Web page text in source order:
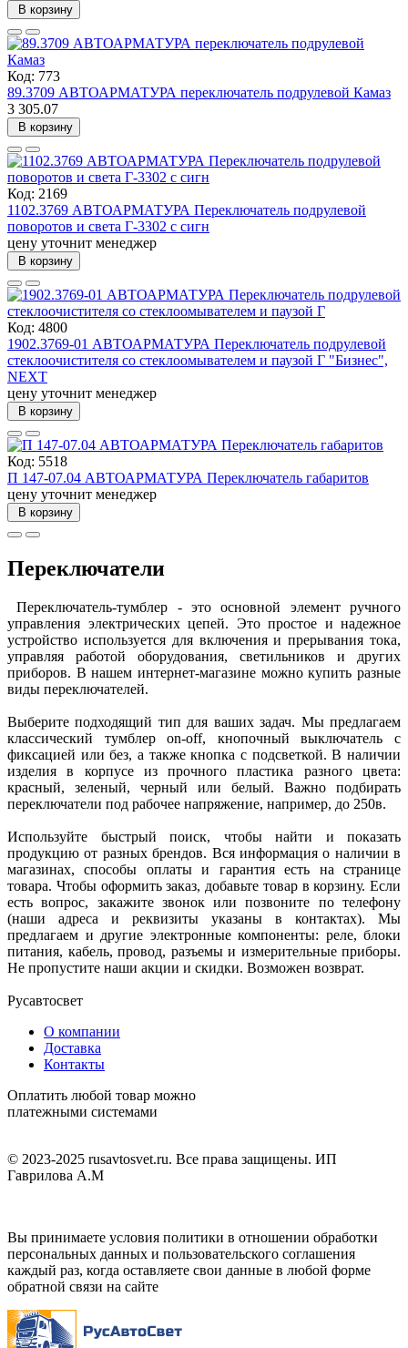
В корзину
Код: 773
89.3709 АВТОАРМАТУРА переключатель подрулевой Камаз
3 305.07
В корзину
Код: 2169
1102.3769 АВТОАРМАТУРА Переключатель подрулевой
поворотов и света Г-3302 с сигн
цену уточнит менеджер
В корзину
Код: 4800
1902.3769-01 АВТОАРМАТУРА Переключатель подрулевой
стеклоочистителя со стеклоомывателем и паузой Г "Бизнес",
NEXT
цену уточнит менеджер
В корзину
Код: 5518
П 147-07.04 АВТОАРМАТУРА Переключатель габаритов
цену уточнит менеджер
В корзину
Переключатели
Переключатель-тумблер - это основной элемент ручного
управления электрических цепей. Это простое и надежное
устройство используется для включения и прерывания тока,
управляя работой оборудования, светильников и других
приборов. В нашем интернет-магазине можно купить разные
виды переключателей.
Выберите подходящий тип для ваших задач. Мы предлагаем
классический тумблер on-off, кнопочный выключатель с
фиксацией или без, а также кнопка с подсветкой. В наличии
изделия в корпусе из прочного пластика разного цвета:
красный, зеленый, черный или белый. Важно подбирать
переключатели под рабочее напряжение, например, до 250в.
Используйте быстрый поиск, чтобы найти и показать
продукцию от разных брендов. Вся информация о наличии в
магазинах, способы оплаты и гарантия есть на странице
товара. Чтобы оформить заказ, добавьте товар в корзину. Если
есть вопрос, закажите звонок или позвоните по телефону
(наши адреса и реквизиты указаны в контактах). Мы
предлагаем и другие электронные компоненты: реле, блоки
питания, кабель, провод, разъемы и измерительные приборы.
Не пропустите наши акции и скидки. Возможен возврат.
Русавтосвет
О компании
Доставка
Контакты
Оплатить любой товар можно
платежными системами
© 2023-2025 rusavtosvet.ru. Все права защищены. ИП
Гаврилова А.М
Вы принимаете условия политики в отношении обработки
персональных данных и пользовательского соглашения
каждый раз, когда оставляете свои данные в любой форме
обратной связи на сайте